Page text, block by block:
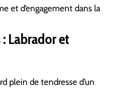
et d’engagement dans la
Labrador et
plein de tendresse d’un